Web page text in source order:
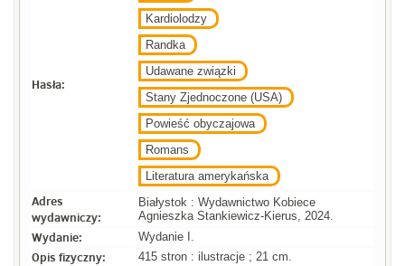
Hasła:
Kardiolodzy
Randka
Udawane związki
Stany Zjednoczone (USA)
Powieść obyczajowa
Romans
Literatura amerykańska
Adres
wydawniczy:
Białystok : Wydawnictwo Kobiece
Agnieszka Stankiewicz-Kierus, 2024.
Wydanie: Wydanie I.
Opis fizyczny: 415 stron : ilustracje ; 21 cm.